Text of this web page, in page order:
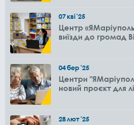
07кві'25
Центр
виїзди до громад
04бер'25
Центри
новий проєкт для
28лют'25